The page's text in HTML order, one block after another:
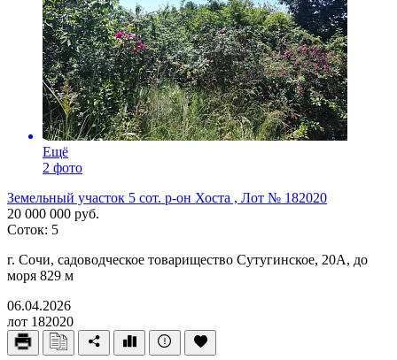
Ещё
2 фото
Земельный участок 5 сот. р-он Хоста , Лот № 182020
20 000 000 руб.
Соток: 5
г. Сочи, садоводческое товарищество Сутугинское, 20А, до
моря 829 м
06.04.2026
лот 182020